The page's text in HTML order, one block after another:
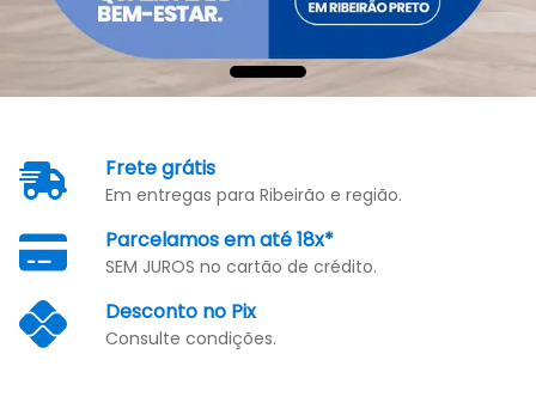
Frete grátis
Em entregas para Ribeirão e região.
Parcelamos em até 18x*
SEM JUROS no cartão de crédito.
Desconto no Pix
Consulte condições.